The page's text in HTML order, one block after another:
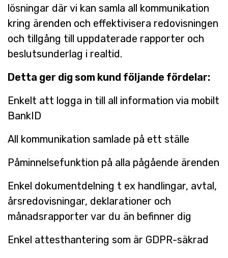
lösningar där vi kan samla all kommunikation
kring ärenden och effektivisera redovisningen
och tillgång till uppdaterade rapporter och
beslutsunderlag i realtid.
Detta ger dig som kund följande fördelar:
Enkelt att logga in till all information via mobilt
BankID
All kommunikation samlade på ett ställe
Påminnelsefunktion på alla pågående ärenden
Enkel dokumentdelning t ex handlingar, avtal,
årsredovisningar, deklarationer och
månadsrapporter var du än befinner dig
Enkel attesthantering som är GDPR-säkrad